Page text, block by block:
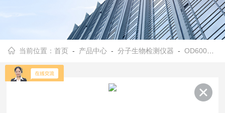
当前位置：首页 - 产品中心 -分子生物检测仪器 -OD600测量仪非洲猪瘟诊断